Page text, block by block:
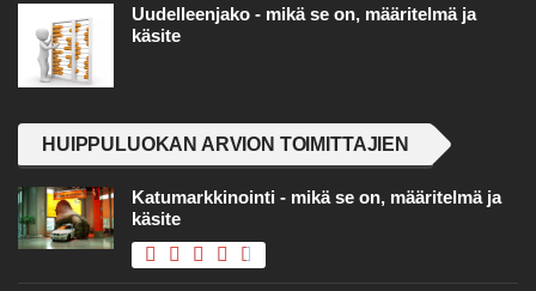
Uudelleenjako - mikä se on, määritelmä ja
käsite
HUIPPULUOKAN ARVION TOIMITTAJIEN
Katumarkkinointi - mikä se on, määritelmä ja
käsite